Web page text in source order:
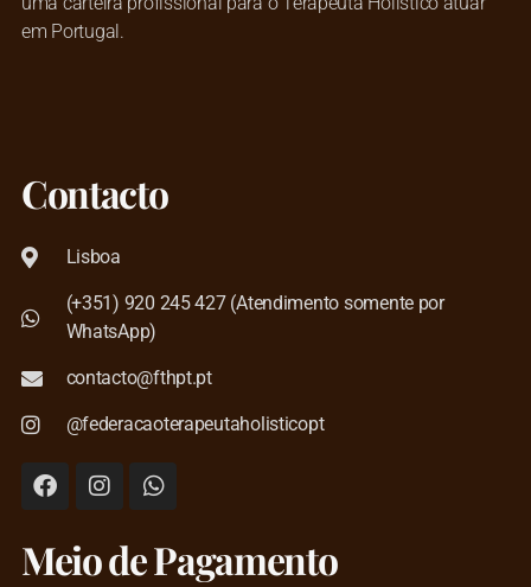
em Portugal.
Contacto
Lisboa
(+351) 920 245 427 (Atendimento somente por
WhatsApp)
contacto@fthpt.pt
@federacaoterapeutaholisticopt
Meio de Pagamento